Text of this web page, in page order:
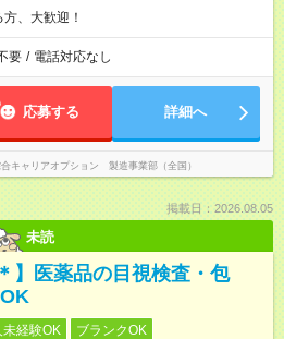
、大歓迎！
要 / 電話対応なし
応募する 詳細へ
キャリアオプション 製造事業部（全国）
掲載日：2026.08.05
未読
】医薬品の目視検査・包
未経験OK
ブランクOK